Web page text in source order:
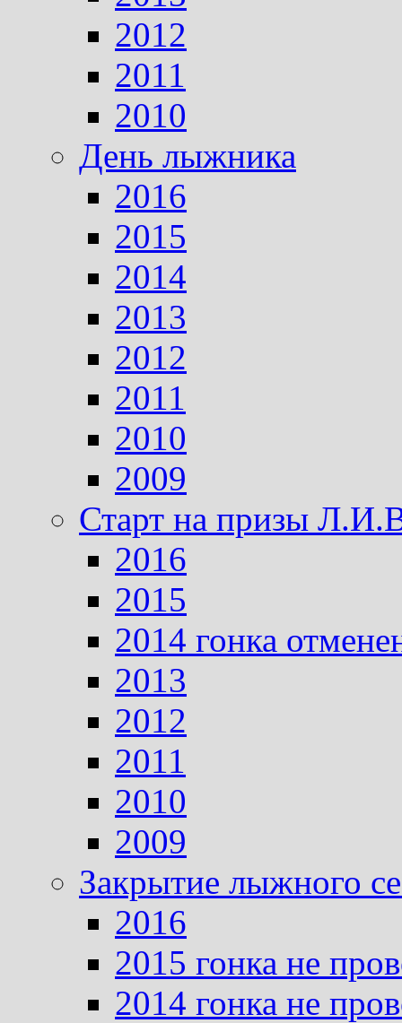
2012
2011
2010
День лыжника
2016
2015
2014
2013
2012
2011
2010
2009
Старт на призы
2016
2015
2014 гонка
2013
2012
2011
2010
2009
Закрытие лыжного
2016
2015 гонка не
2014 гонка не